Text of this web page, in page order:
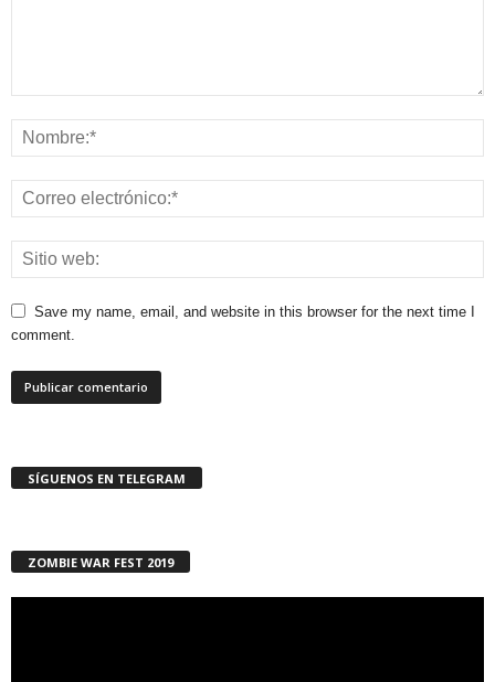
Save my name, email, and website in this browser for the next time I
comment.
SÍGUENOS EN TELEGRAM
ZOMBIE WAR FEST 2019